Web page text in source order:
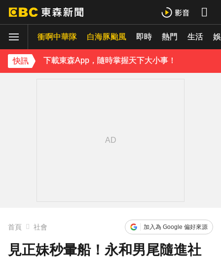
衝啊中華隊 白海豚颱風 即時 熱門 生活
快訊
《理財達人秀》X 安聯投信免費講座報名中！搶先卡位 2027
下載東森App，隨時掌握天下大小事！
首頁 社會 加入為 Google 偏好來源
見正妹秒暈船！永和男尾隨進社